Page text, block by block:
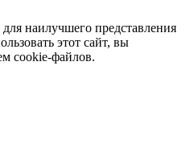
наилучшего представления
этот сайт, вы
cookie-файлов.